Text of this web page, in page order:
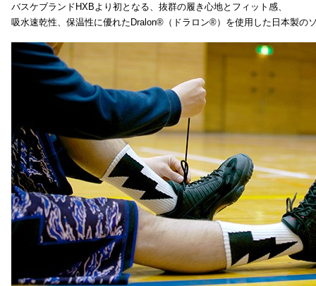
バスケブランドHXBより初となる、抜群の履き心地とフィット感、
吸水速乾性、保温性に優れたDralon®（ドラロン®）を使用した日本製の